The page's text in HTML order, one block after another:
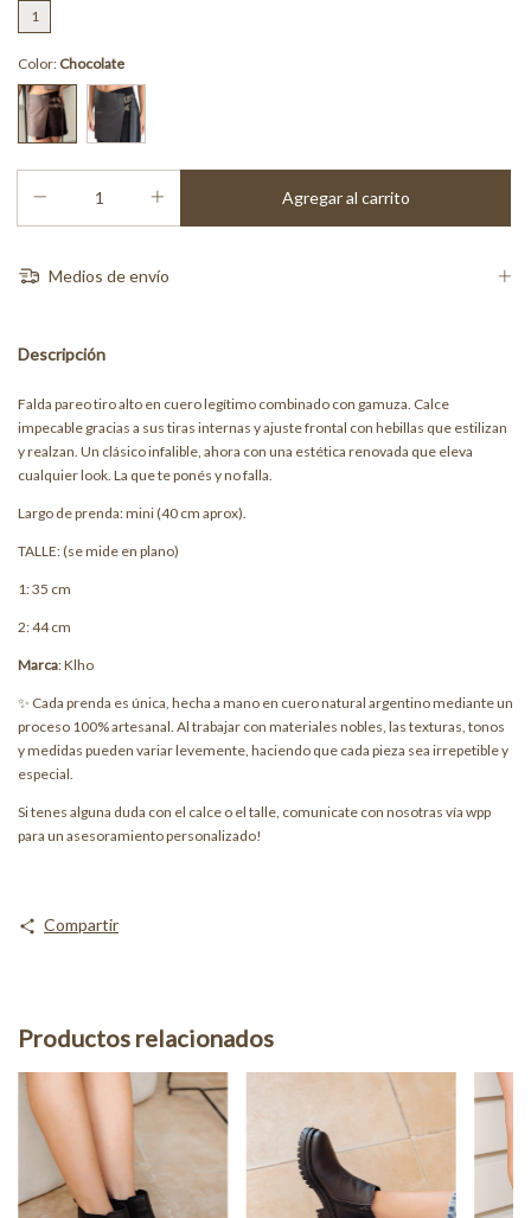
1
Color: Chocolate
Medios de envío
Descripción
Falda pareo tiro alto en cuero legítimo combinado con gamuza. Calce
impecable gracias a sus tiras internas y ajuste frontal con hebillas que estilizan
y realzan. Un clásico infalible, ahora con una estética renovada que eleva
cualquier look. La que te ponés y no falla.
Largo de prenda: mini (40 cm aprox).
TALLE: (se mide en plano)
1: 35 cm
2: 44 cm
Marca: Klho
✨ Cada prenda es única, hecha a mano en cuero natural argentino mediante un
proceso 100% artesanal. Al trabajar con materiales nobles, las texturas, tonos
y medidas pueden variar levemente, haciendo que cada pieza sea irrepetible y
especial.
Si tenes alguna duda con el calce o el talle, comunicate con nosotras vía wpp
para un asesoramiento personalizado!
Compartir
Productos relacionados